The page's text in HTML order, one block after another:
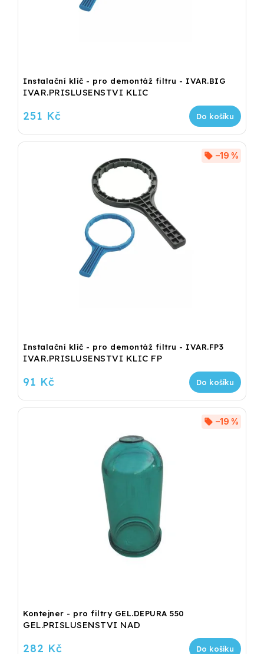
Instalační klíč - pro demontáž filtru - IVAR.BIG
IVAR.PRISLUSENSTVI KLIC
251 Kč Do košíku
Instalační klíč - pro demontáž filtru - IVAR.FP3
IVAR.PRISLUSENSTVI KLIC FP
–19 %
91 Kč Do košíku
Kontejner - pro filtry GEL.DEPURA 550
GEL.PRISLUSENSTVI NAD
–19 %
282 Kč Do košíku